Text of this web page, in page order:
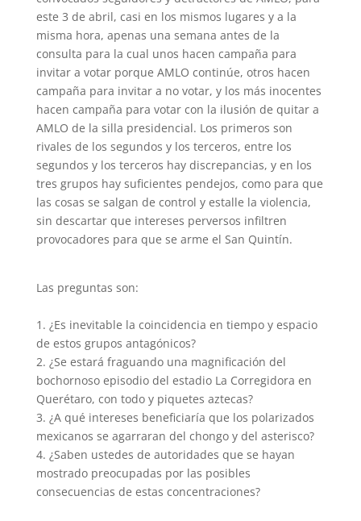
este 3 de abril, casi en los mismos lugares y a la
misma hora, apenas una semana antes de la
consulta para la cual unos hacen campaña para
invitar a votar porque AMLO continúe, otros hacen
campaña para invitar a no votar, y los más inocentes
hacen campaña para votar con la ilusión de quitar a
AMLO de la silla presidencial. Los primeros son
rivales de los segundos y los terceros, entre los
segundos y los terceros hay discrepancias, y en los
tres grupos hay suficientes pendejos, como para que
las cosas se salgan de control y estalle la violencia,
sin descartar que intereses perversos infiltren
provocadores para que se arme el San Quintín.
Las preguntas son:
1. ¿Es inevitable la coincidencia en tiempo y espacio
de estos grupos antagónicos?
2. ¿Se estará fraguando una magnificación del
bochornoso episodio del estadio La Corregidora en
Querétaro, con todo y piquetes aztecas?
3. ¿A qué intereses beneficiaría que los polarizados
mexicanos se agarraran del chongo y del asterisco?
4. ¿Saben ustedes de autoridades que se hayan
mostrado preocupadas por las posibles
consecuencias de estas concentraciones?